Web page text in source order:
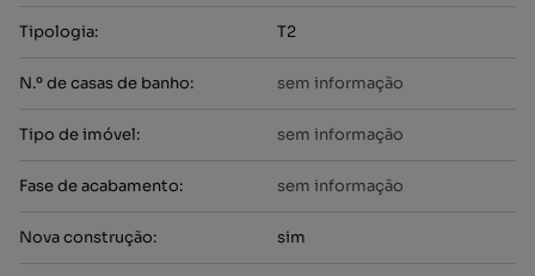
Tipologia: T2
N.º de casas de banho: sem informação
Tipo de imóvel: sem informação
Fase de acabamento: sem informação
Nova construção: sim